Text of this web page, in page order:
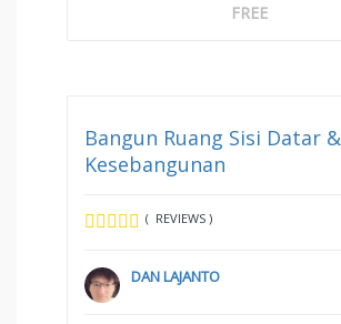
FREE
Bangun Ruang Sisi Datar &
Kesebangunan
( REVIEWS )
DAN LAJANTO